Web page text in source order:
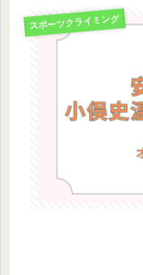
スポーツクライミング